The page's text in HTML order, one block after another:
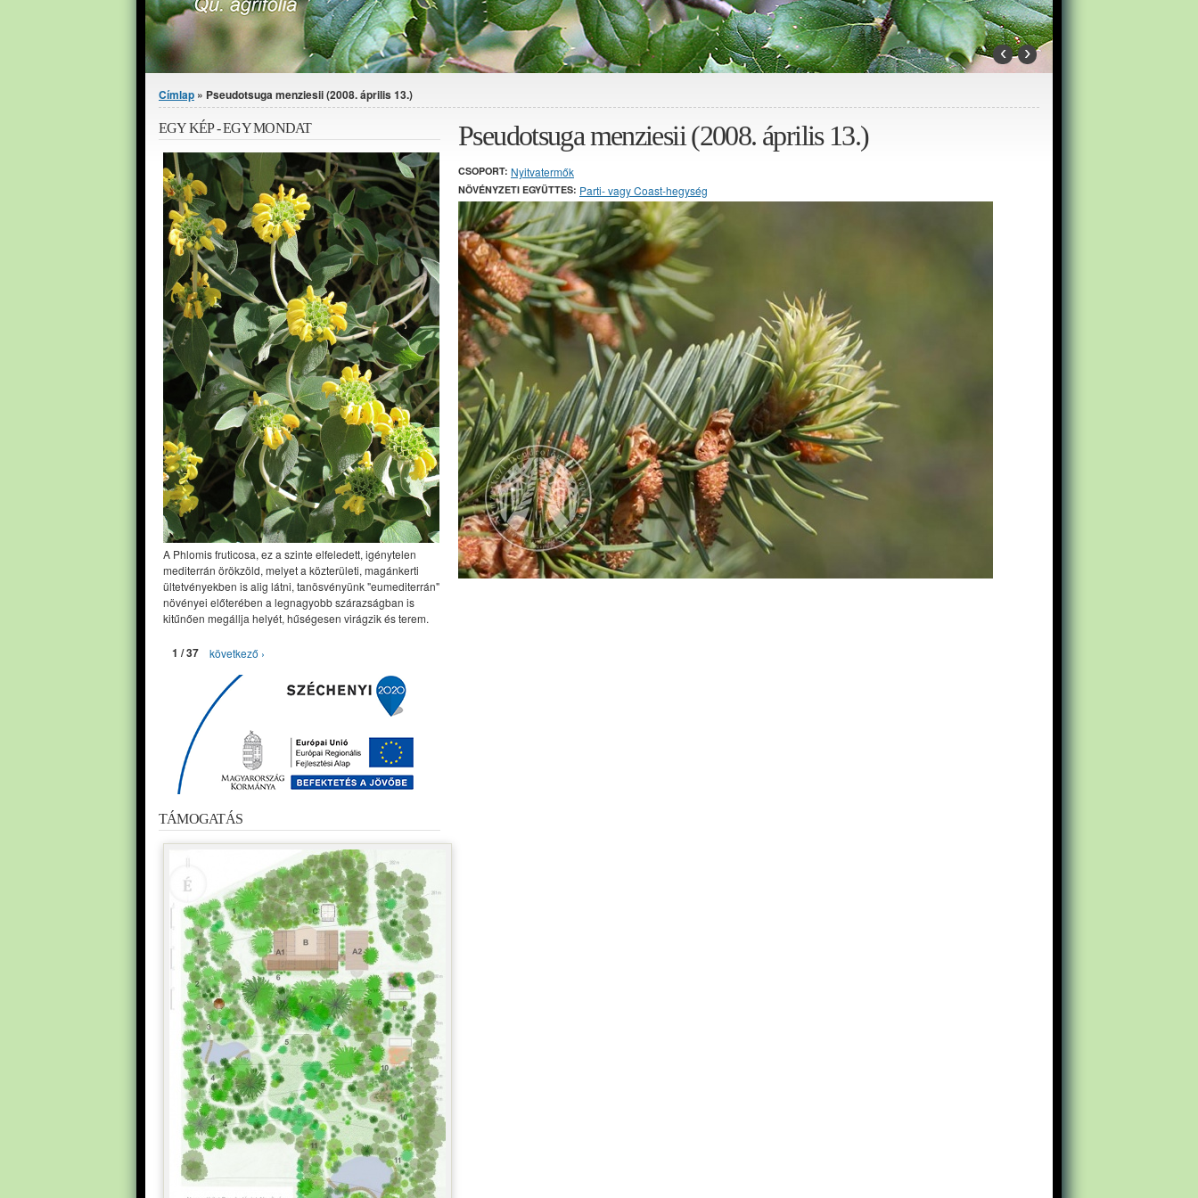
‹ ›
Jelenlegi hely
Címlap » Pseudotsuga menziesii (2008. április 13.)
Pseudotsuga menziesii (2008. április 13.)
CSOPORT: Nyitvatermők
NÖVÉNYZETI EGYÜTTES: Parti- vagy Coast-hegység
EGY KÉP - EGY MONDAT
A Phlomis fruticosa, ez a szinte elfeledett, igénytelen
mediterrán örökzöld, melyet a közterületi, magánkerti
ültetvényekben is alig látni, tanösvényünk "eumediterrán"
növényei előterében a legnagyobb szárazságban is
kitűnően megállja helyét, hűségesen virágzik és terem.
1 / 37 következő ›
TÁMOGATÁS